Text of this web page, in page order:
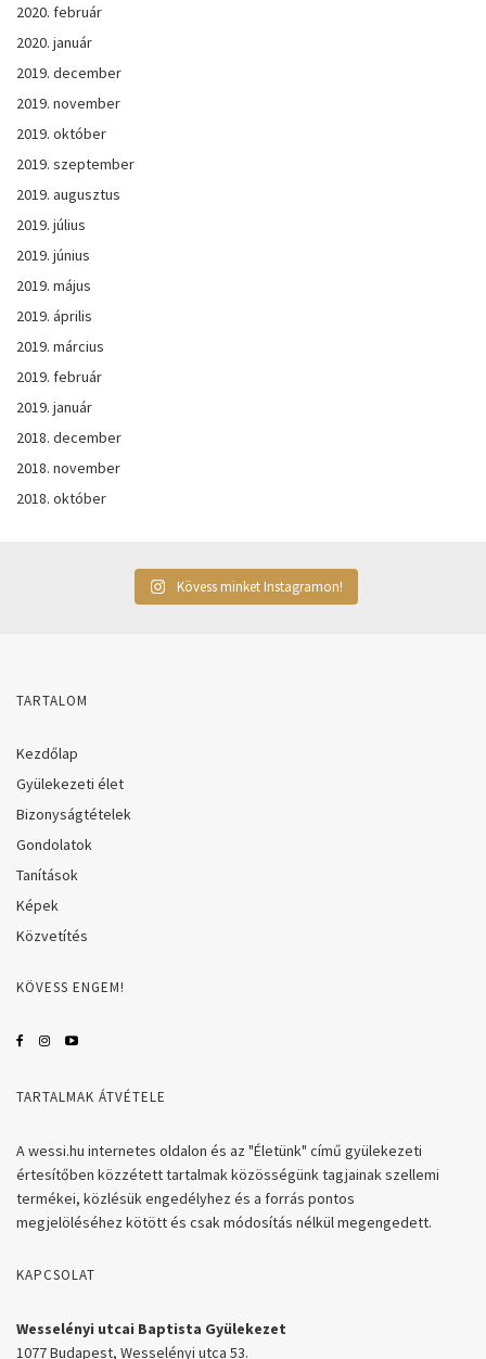
2020. február
2020. január
2019. december
2019. november
2019. október
2019. szeptember
2019. augusztus
2019. július
2019. június
2019. május
2019. április
2019. március
2019. február
2019. január
2018. december
2018. november
2018. október
Kövess minket Instagramon!
TARTALOM
Kezdőlap
Gyülekezeti élet
Bizonyságtételek
Gondolatok
Tanítások
Képek
Közvetítés
KÖVESS ENGEM!
TARTALMAK ÁTVÉTELE
A wessi.hu internetes oldalon és az "Életünk" című gyülekezeti
értesítőben közzétett tartalmak közösségünk tagjainak szellemi
termékei, közlésük engedélyhez és a forrás pontos
megjelöléséhez kötött és csak módosítás nélkül megengedett.
KAPCSOLAT
Wesselényi utcai Baptista Gyülekezet
1077 Budapest, Wesselényi utca 53.